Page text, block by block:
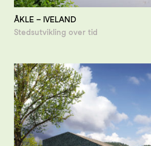
ÅKLE – IVELAND
Stedsutvikling over tid